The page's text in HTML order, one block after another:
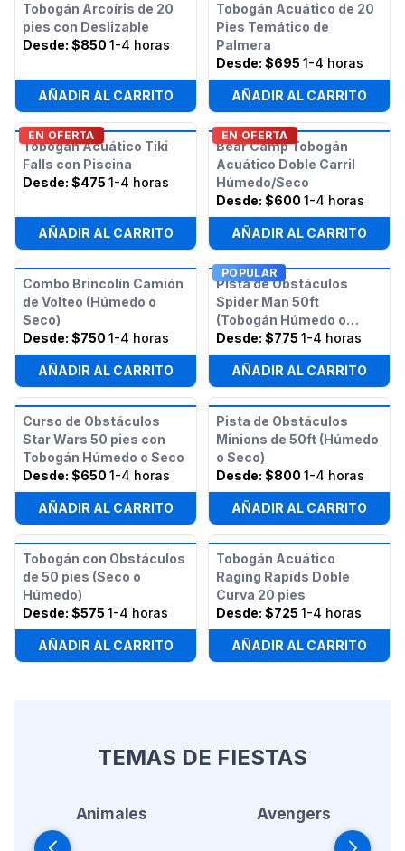
Tobogán Arcoíris de 20
pies con Deslizable
Desde: $850 1-4 horas
AÑADIR AL CARRITO
Tobogán Acuático de 20
Pies Temático de
Palmera
Desde: $695 1-4 horas
AÑADIR AL CARRITO
EN OFERTA
Tobogán Acuático Tiki
Falls con Piscina
Desde: $475 1-4 horas
AÑADIR AL CARRITO
EN OFERTA
Bear Camp Tobogán
Acuático Doble Carril
Húmedo/Seco
Desde: $600 1-4 horas
AÑADIR AL CARRITO
Combo Brincolín Camión
de Volteo (Húmedo o
Seco)
Desde: $750 1-4 horas
AÑADIR AL CARRITO
POPULAR
Pista de Obstáculos
Spider Man 50ft
(Tobogán Húmedo o
Seco)
Desde: $775 1-4 horas
AÑADIR AL CARRITO
Curso de Obstáculos
Star Wars 50 pies con
Tobogán Húmedo o Seco
Desde: $650 1-4 horas
AÑADIR AL CARRITO
Pista de Obstáculos
Minions de 50ft (Húmedo
o Seco)
Desde: $800 1-4 horas
AÑADIR AL CARRITO
Tobogán con Obstáculos
de 50 pies (Seco o
Húmedo)
Desde: $575 1-4 horas
AÑADIR AL CARRITO
Tobogán Acuático
Raging Rapids Doble
Curva 20 pies
Desde: $725 1-4 horas
AÑADIR AL CARRITO
TEMAS DE FIESTAS
Animales Avengers